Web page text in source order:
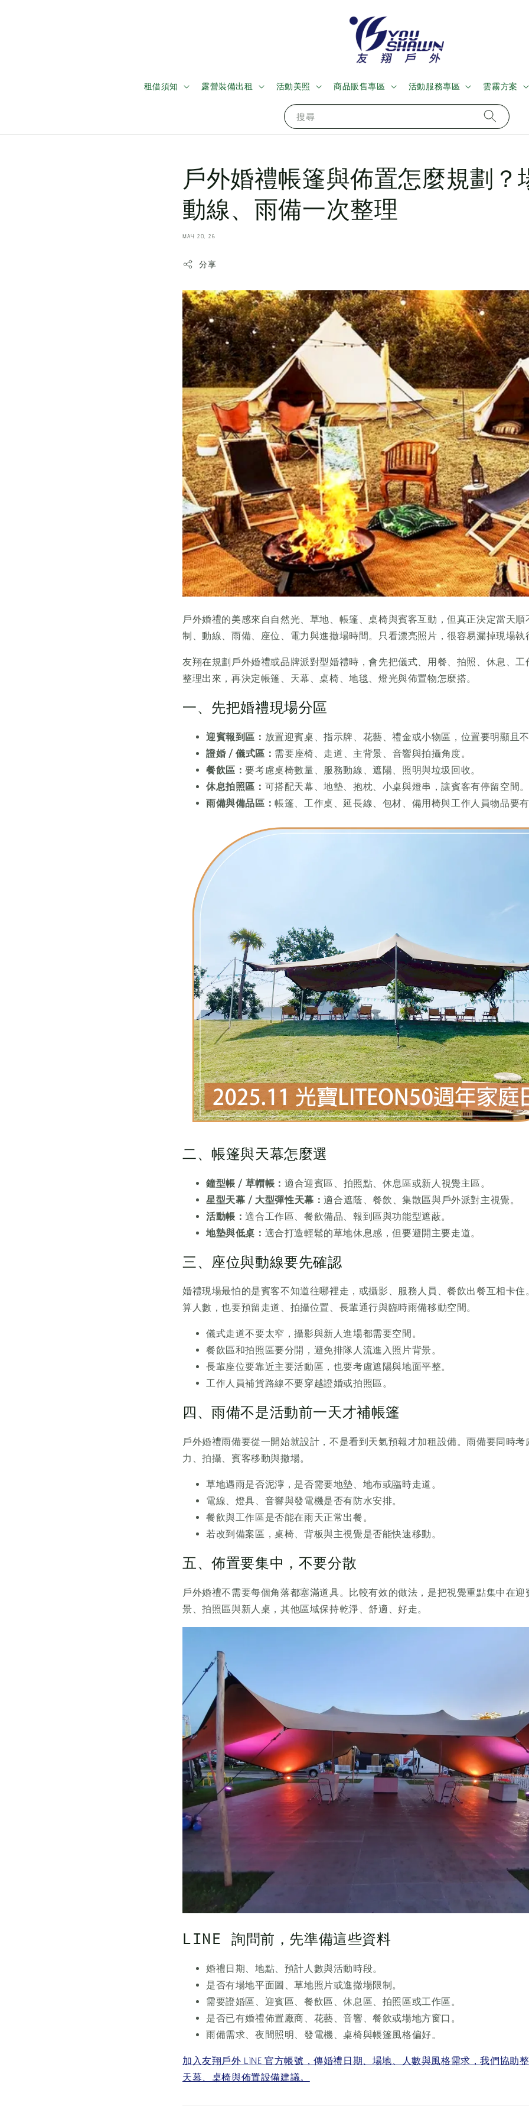
搜尋
租借須知 露營裝備出租 活動美照 商品販售專區 活動服務專區 雲霧方案
戶外婚禮帳篷與佈置怎麼規劃？
動線、雨備一次整理
MAY 20, 26
分享
戶外婚禮的美感來自自然光、草地、帳篷、桌椅與賓客互動，但真正決定當天
制、動線、雨備、座位、電力與進撤場時間。只看漂亮照片，很容易漏掉現場執
友翔在規劃戶外婚禮或品牌派對型婚禮時，會先把儀式、用餐、拍照、休息、
整理出來，再決定帳篷、天幕、桌椅、地毯、燈光與佈置物怎麼搭。
一、先把婚禮現場分區
迎賓報到區： 放置迎賓桌、指示牌、花藝、禮金或小物區，位置要明顯且
證婚 / 儀式區： 需要座椅、走道、主背景、音響與拍攝角度。
餐飲區：要考慮桌椅數量、服務動線、遮陽、照明與垃圾回收。
休息拍照區： 可搭配天幕、地墊、抱枕、小桌與燈串，讓賓客有停留空間。
雨備與備品區：帳篷、工作桌、延長線、包材、備用椅與工作人員物品要
二、帳篷與天幕怎麼選
鐘型帳 / 草帽帳： 適合迎賓區、拍照點、休息區或新人視覺主區。
星型天幕 / 大型彈性天幕：適合遮蔭、餐飲、集散區與戶外派對主視覺。
活動帳：適合工作區、餐飲備品、報到區與功能型遮蔽。
地墊與低桌： 適合打造輕鬆的草地休息感，但要避開主要走道。
三、座位與動線要先確認
婚禮現場最怕的是賓客不知道往哪裡走，或攝影、服務人員、餐飲出餐互相卡
算人數，也要預留走道、拍攝位置、長輩通行與臨時雨備移動空間。
儀式走道不要太窄，攝影與新人進場都需要空間。
餐飲區和拍照區要分開，避免排隊人流進入照片背景。
長輩座位要靠近主要活動區，也要考慮遮陽與地面平整。
工作人員補貨路線不要穿越證婚或拍照區。
四、雨備不是活動前一天才補帳篷
戶外婚禮雨備要從一開始就設計，不是看到天氣預報才加租設備。雨備要同時
力、拍攝、賓客移動與撤場。
草地遇雨是否泥濘，是否需要地墊、地布或臨時走道。
電線、燈具、音響與發電機是否有防水安排。
餐飲與工作區是否能在雨天正常出餐。
若改到備案區，桌椅、背板與主視覺是否能快速移動。
五、佈置要集中，不要分散
戶外婚禮不需要每個角落都塞滿道具。比較有效的做法，是把視覺重點集中在
景、拍照區與新人桌，其他區域保持乾淨、舒適、好走。
LINE 詢問前，先準備這些資料
婚禮日期、地點、預計人數與活動時段。
是否有場地平面圖、草地照片或進撤場限制。
需要證婚區、迎賓區、餐飲區、休息區、拍照區或工作區。
是否已有婚禮佈置廠商、花藝、音響、餐飲或場地方窗口。
雨備需求、夜間照明、發電機、桌椅與帳篷風格偏好。
加入友翔戶外 LINE 官方帳號，傳婚禮日期、場地、人數與風格需求，我們協助
天幕、桌椅與佈置設備建議。